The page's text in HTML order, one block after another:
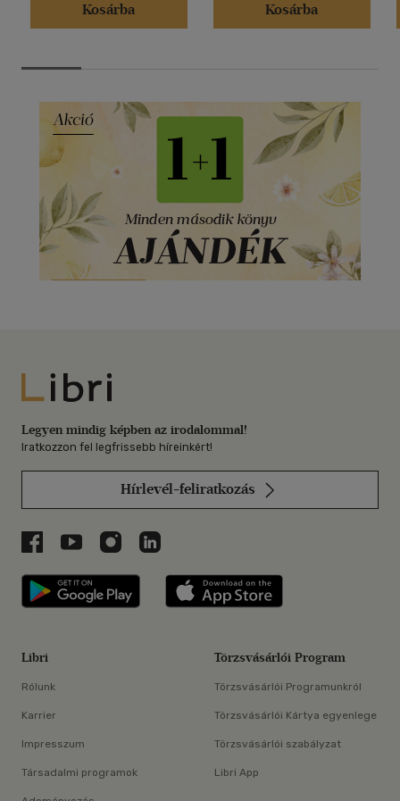
Kosárba
Kosárba
Libri
Legyen mindig képben az irodalommal!
Iratkozzon fel legfrissebb híreinkért!
Hírlevél-feliratkozás
Libri a Facebookon
Libri a Youtube-on
Libri az Instagramon
Libri a LinkedInen
Libri applikáció Szerezd meg: Google
Libri
Rólunk
Karrier
Impresszum
Társadalmi programok
Törzsvásárlói Program
Törzsvásárlói Programunkról
Törzsvásárlói Kártya egyenlege
Törzsvásárlói szabályzat
Libri App